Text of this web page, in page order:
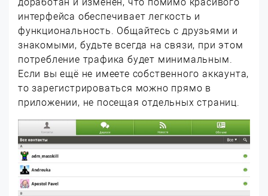
интерфейса обеспечивает легкость и
функциональность. Общайтесь с друзьями и
знакомыми, будьте всегда на связи, при этом
потребление трафика будет минимальным.
Если вы ещё не имеете собственного аккаунта,
то зарегистрироваться можно прямо в
приложении, не посещая отдельных страниц.